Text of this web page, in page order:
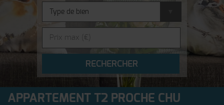
APPARTEMENT T2 PROCHE CHU